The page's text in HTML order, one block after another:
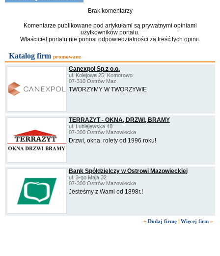
Brak komentarzy
Komentarze publikowane pod artykułami są prywatnymi opiniami
użytkowników portalu.
Właściciel portalu nie ponosi odpowiedzialności za treść tych opinii.
Katalog firm promowane
Canexpol Sp.z o.o.
ul. Kolejowa 25, Komorowo
07-310 Ostrów Maz.
TWORZYMY W TWORZYWIE
TERRAZYT - OKNA, DRZWI, BRAMY
ul. Lubiejewska 48
07-300 Ostrów Mazowiecka
Drzwi, okna, rolety od 1996 roku!
Bank Spółdzielczy w Ostrowi Mazowieckiej
ul. 3-go Maja 32
07-300 Ostrów Mazowiecka
Jesteśmy z Wami od 1898r.!
+ Dodaj firmę | Więcej firm »